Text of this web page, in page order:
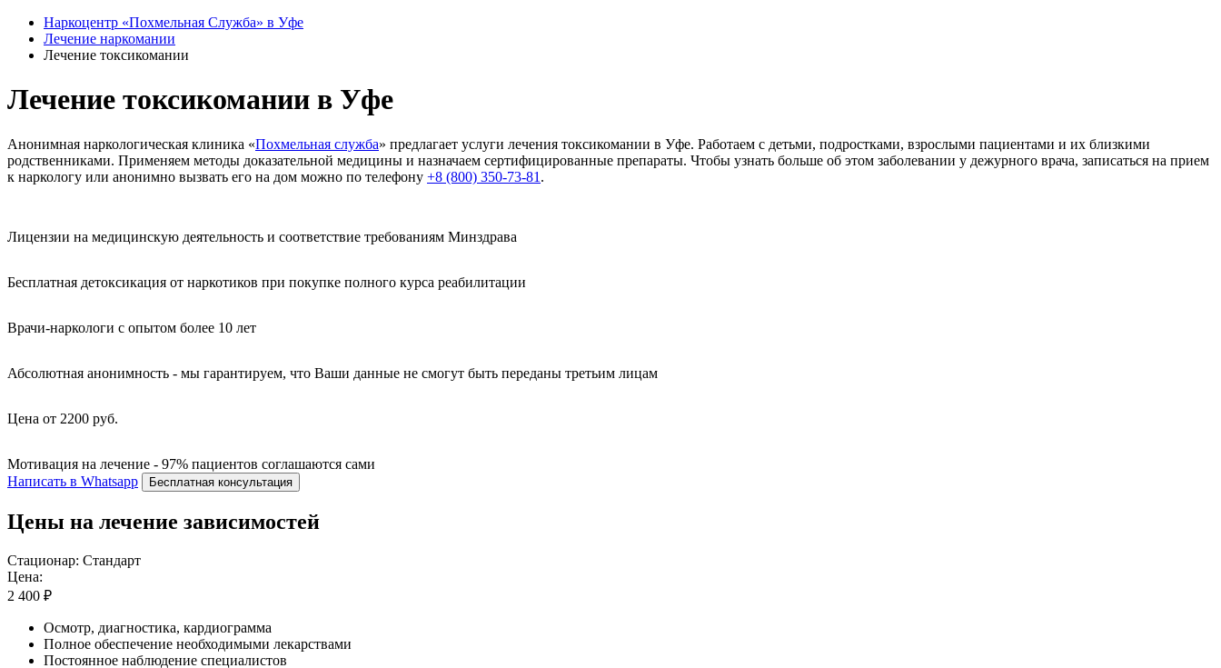
Наркоцентр «Похмельная Служба» в Уфе
Лечение наркомании
Лечение токсикомании
Лечение токсикомании в Уфе
Анонимная наркологическая клиника «Похмельная служба» предлагает услуги лечения токсикомании в Уфе. Работаем с детьми, подростками, взрослыми пациентами и их близкими
родственниками. Применяем методы доказательной медицины и назначаем сертифицированные препараты. Чтобы узнать больше об этом заболевании у дежурного врача, записаться на прием
к наркологу или анонимно вызвать его на дом можно по телефону +8 (800) 350-73-81 .
Лицензии на медицинскую деятельность и соответствие требованиям Минздрава
Бесплатная детоксикация от наркотиков при покупке полного курса реабилитации
Врачи-наркологи с опытом более 10 лет
Абсолютная анонимность - мы гарантируем, что Ваши данные не смогут быть переданы третьим лицам
Цена от 2200 руб.
Мотивация на лечение - 97% пациентов соглашаются сами
Написать в Whatsapp
Бесплатная консультация
Цены на лечение зависимостей
Стационар: Стандарт
Цена:
2 400 ₽
Осмотр, диагностика, кардиограмма
Полное обеспечение необходимыми лекарствами
Постоянное наблюдение специалистов